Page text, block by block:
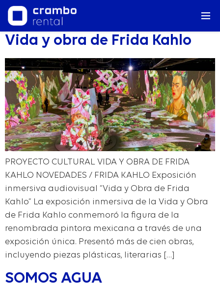
Vida y obra de Frida Kahlo
PROYECTO CULTURAL VIDA Y OBRA DE FRIDA
KAHLO NOVEDADES / FRIDA KAHLO Exposición
inmersiva audiovisual “Vida y Obra de Frida
Kahlo” La exposición inmersiva de la Vida y Obra
de Frida Kahlo conmemoró la figura de la
renombrada pintora mexicana a través de una
exposición única. Presentó más de cien obras,
incluyendo piezas plásticas, literarias […]
SOMOS AGUA